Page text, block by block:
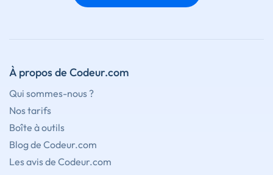
À propos de Codeur.com
Qui sommes-nous ?
Nos tarifs
Boîte à outils
Blog de Codeur.com
Les avis de Codeur.com